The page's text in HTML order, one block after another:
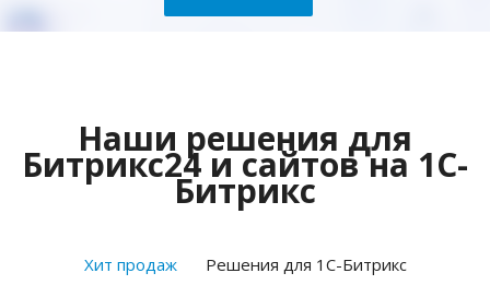
Наши решения для
Битрикс24 и сайтов на 1С-
Битрикс
Хит продаж Решения для 1С-Битрикс